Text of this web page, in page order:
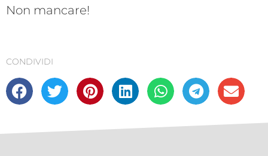
Non mancare!
CONDIVIDI